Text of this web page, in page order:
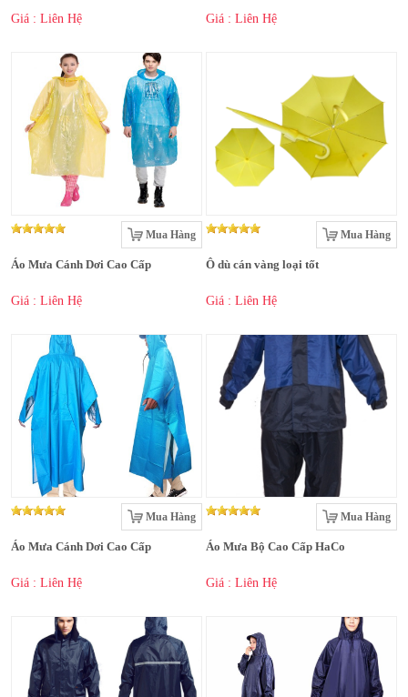
Giá : Liên Hệ Giá : Liên Hệ
Mua Hàng
Áo Mưa Cánh Dơi Cao Cấp
Giá : Liên Hệ
Mua Hàng
Ô dù cán vàng loại tốt
Giá : Liên Hệ
Mua Hàng
Áo Mưa Cánh Dơi Cao Cấp
Giá : Liên Hệ
Mua Hàng
Áo Mưa Bộ Cao Cấp HaCo
Giá : Liên Hệ